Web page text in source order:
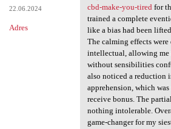
22.06.2024
Adres
cbd-make-you-tiredfor
trained a complete
like a bias had been
The calming effects
intellectual, allowing
without sensibilities
also noticed a reduction
apprehension, which
receive bonus. The
nothing intolerable.
game-changer for my